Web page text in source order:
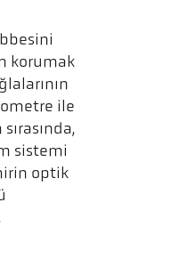
korumak
ile
sistemi
optik